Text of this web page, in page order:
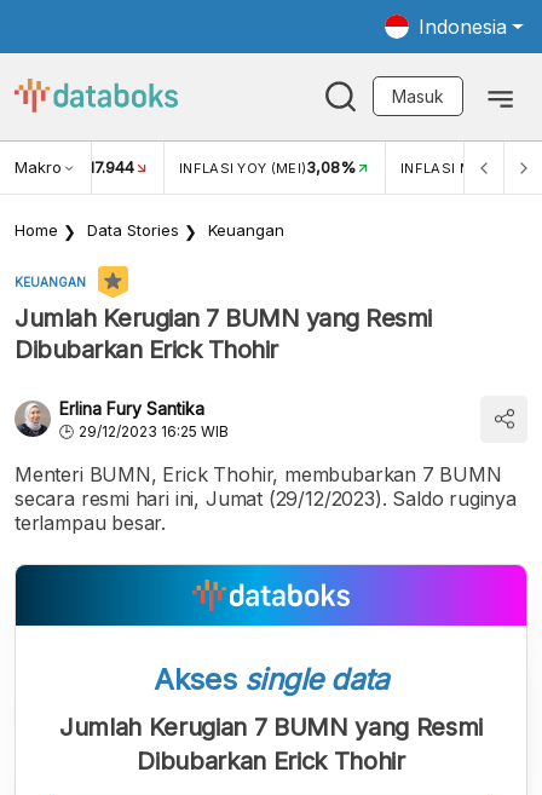
Indonesia
Masuk
Makro
USD/IDR 17.944 INFLASI YOY (MEI)3,08% INFLASI MOM (MEI)
Home Data Stories Keuangan
KEUANGAN
Jumlah Kerugian 7 BUMN yang Resmi
Dibubarkan Erick Thohir
Erlina Fury Santika
29/12/2023 16:25 WIB
Menteri BUMN, Erick Thohir, membubarkan 7 BUMN
secara resmi hari ini, Jumat (29/12/2023). Saldo ruginya
terlampau besar.
Akses single data
Jumlah Kerugian 7 BUMN yang Resmi
Dibubarkan Erick Thohir